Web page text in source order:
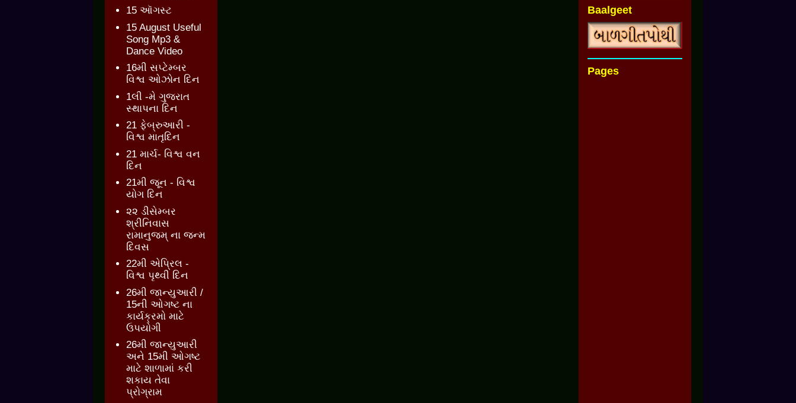
15 ઑગસ્ટ
15 August Useful
Song Mp3 &
Dance Video
16મી સપ્ટેમ્બર
વિશ્વ ઓઝોન દિન
1લી -મે ગુજરાત
સ્થાપના દિન
21 ફેબ્રુઆરી -
વિશ્વ માતૃદિન
21 માર્ચ- વિશ્વ વન
દિન
21મી જૂન - વિશ્વ
યોગ દિન
૨૨ ડીસેમ્બર
શ્રીનિવાસ
રામાનુજમ્ ના જન્મ
દિવસ
22મી એપ્રિલ -
વિશ્વ પૃથ્વી દિન
26મી જાન્યુઆરી /
15ની ઓગષ્ટ ના
કાર્યક્રમો માટે
ઉપયોગી
26મી જાન્યુઆરી
અને 15મી ઓગષ્ટ
માટે શાળામાં કરી
શકાય તેવા
પ્રોગ્રામ
Baalgeet
Pages